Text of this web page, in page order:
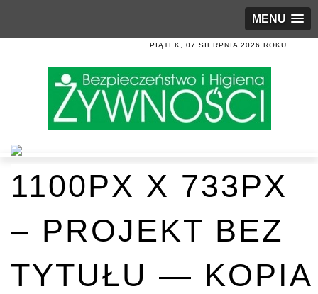
MENU
PIĄTEK, 07 SIERPNIA 2026 ROKU.
1100PX X 733PX
– PROJEKT BEZ
TYTUŁU — KOPIA